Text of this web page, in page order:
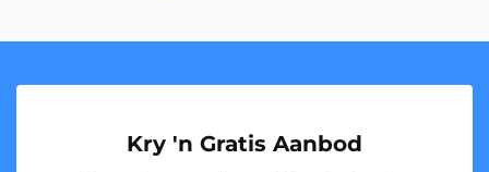
Kry 'n Gratis Aanbod